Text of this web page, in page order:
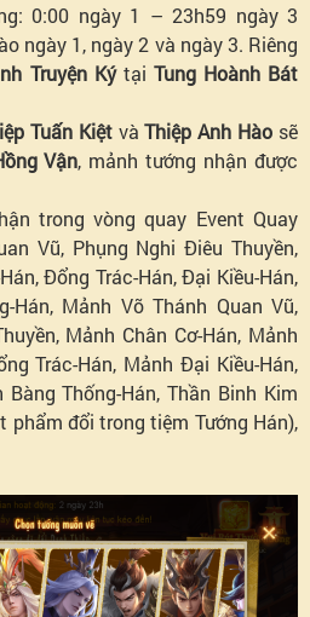
0:00 ngày 1 – 23h59 ngày 3
ngày 1, ngày 2 và ngày 3. Riêng
Truyện Kýtại Tung Hoành Bát
Tuấn KiệtvàThiệp Anh Hào sẽ
Vận, mảnh tướng nhận được
trong vòng quay Event Quay
Vũ, Phụng Nghi Điêu Thuyền,
Đổng Trác-Hán, Đại Kiều-Hán,
Hán, Mảnh Võ Thánh Quan Vũ,
Mảnh Chân Cơ-Hán, Mảnh
Trác-Hán, Mảnh Đại Kiều-Hán,
Thống-Hán, Thần Binh Kim
phẩm đổi trong tiệm Tướng Hán),